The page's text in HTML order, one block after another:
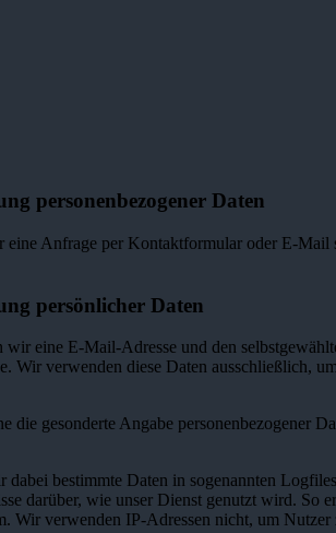
personenbezogener Daten
eine Anfrage per Kontaktformular oder E-
persönlicher Daten
eine E-Mail-Adresse und den
Wir verwenden diese Daten ausschließlich,
die gesonderte Angabe
dabei bestimmte Daten in sogenannten
darüber, wie unser Dienst genutzt wird. So
Wir verwenden IP-Adressen nicht, um